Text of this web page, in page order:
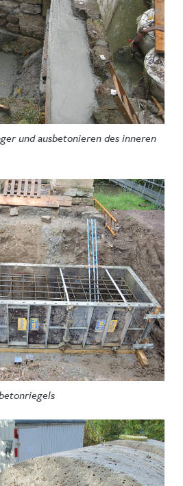
und ausbetonieren des inneren